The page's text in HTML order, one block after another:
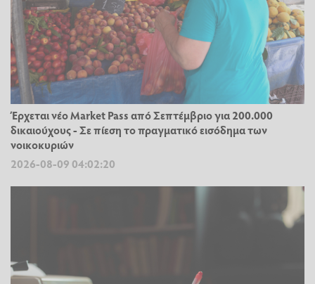
Έρχεται νέο Market Pass από Σεπτέμβριο για 200.000
δικαιούχους - Σε πίεση το πραγματικό εισόδημα των
νοικοκυριών
2026-08-09 04:02:20